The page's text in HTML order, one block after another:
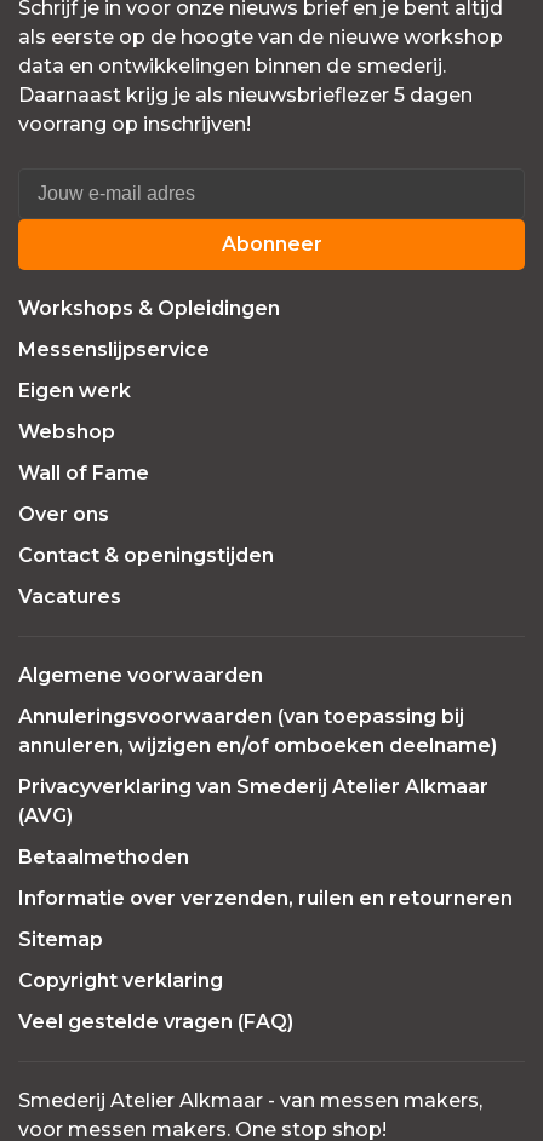
Schrijf je in voor onze nieuws brief en je bent altijd
als eerste op de hoogte van de nieuwe workshop
data en ontwikkelingen binnen de smederij.
Daarnaast krijg je als nieuwsbrieflezer 5 dagen
voorrang op inschrijven!
Abonneer
Workshops & Opleidingen
Messenslijpservice
Eigen werk
Webshop
Wall of Fame
Over ons
Contact & openingstijden
Vacatures
Algemene voorwaarden
Annuleringsvoorwaarden (van toepassing bij
annuleren, wijzigen en/of omboeken deelname)
Privacyverklaring van Smederij Atelier Alkmaar
(AVG)
Betaalmethoden
Informatie over verzenden, ruilen en retourneren
Sitemap
Copyright verklaring
Veel gestelde vragen (FAQ)
Smederij Atelier Alkmaar - van messen makers,
voor messen makers. One stop shop!